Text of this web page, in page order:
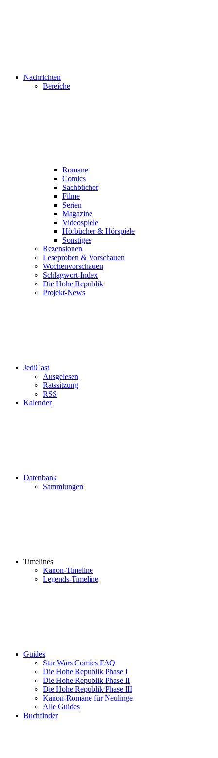
Nachrichten
Bereiche
Romane
Comics
Sachbücher
Filme
Serien
Magazine
Videospiele
Hörbücher & Hörspiele
Sonstiges
Rezensionen
Leseproben & Vorschauen
Wochenvorschauen
Schlagwort-Index
Die Hohe Republik
Projekt-News
JediCast
Ausgelesen
Ratssitzung
RSS
Kalender
Datenbank
Sammlungen
Timelines
Kanon-Timeline
Legends-Timeline
Guides
Star Wars Comics FAQ
Die Hohe Republik Phase I
Die Hohe Republik Phase II
Die Hohe Republik Phase III
Kanon-Romane für Neulinge
Alle Guides
Buchfinder